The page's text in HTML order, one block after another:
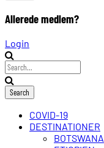
Allerede medlem?
Login
COVID-19
DESTINATIONER
BOTSWANA